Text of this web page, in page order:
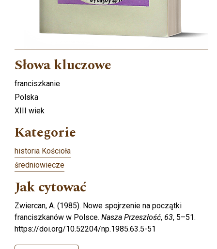
Słowa kluczowe
franciszkanie
Polska
XIII wiek
Kategorie
historia Kościoła
średniowiecze
Jak cytować
Zwiercan, A. (1985). Nowe spojrzenie na początki
franciszkanów w Polsce. Nasza Przeszłość, 63, 5–51.
https://doi.org/10.52204/np.1985.63.5-51